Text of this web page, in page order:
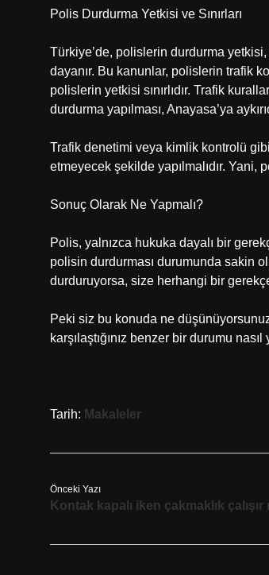
Polis Durdurma Yetkisi ve Sınırları
Türkiye’de, polislerin durdurma yetkisi,
dayanır. Bu kanunlar, polislerin trafik
polislerin yetkisi sınırlıdır. Trafik
durdurma yapılması, Anayasa’ya
Trafik denetimi veya kimlik kontrolü
etmeyecek şekilde yapılmalıdır.
Sonuç Olarak Ne Yapmalı?
Polis, yalnızca hukuka dayalı bir
polisin durdurması durumunda sakin
durduruyorsa, size herhangi bir
Peki siz bu konuda ne
karşılaştığınız benzer bir durumu
Tarih: Makaleler
Önceki Yazı
Kontak kapalı iken çakmaklık çalışır